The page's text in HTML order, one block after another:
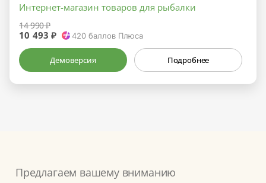
Интернет-магазин товаров для рыбалки
14 990 ₽
10 493 ₽ 420баллов Плюса
Демоверсия Подробнее
Предлагаем вашему вниманию